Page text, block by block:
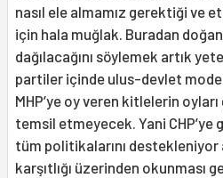
nasıl ele almamız gerektiği ve
için hala muğlak. Buradan
dağılacağını söylemek artık
partiler içinde ulus-devlet
MHP’ye oy veren kitlelerin oyları
temsil etmeyecek. Yani CHP’ye
tüm politikalarını destekleniyor
karşıtlığı üzerinden okunması